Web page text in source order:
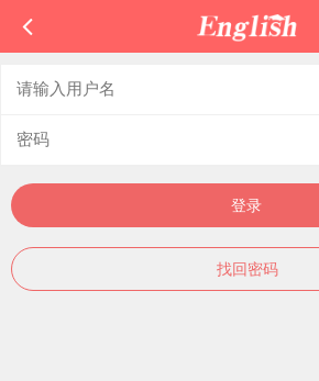
登录
找回密码